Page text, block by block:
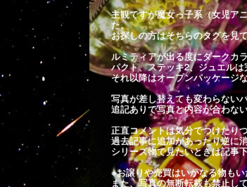
主観ですが魔女っ子系（女児ア
た。
お探しの方はそちらのタグを見
ルミティアが出る度にダークカ
パクト、ステッキ2、ジュエル
それ以降はオープンパッケージ
写真が差し替えても変わらない
追記ありで写真と内容が合わな
正直コメントは気分でつけたり
過去記事に追加があったり逆に
シリーズ物で見たいときは記事
※お譲りや売買はいかなる物も
また、写真の無断転載も禁止し